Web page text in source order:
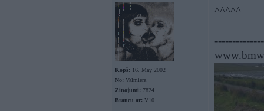
Kopš: 16. May 2002
No: Valmiera
Ziņojumi: 7824
Braucu ar: V10
^^^^^